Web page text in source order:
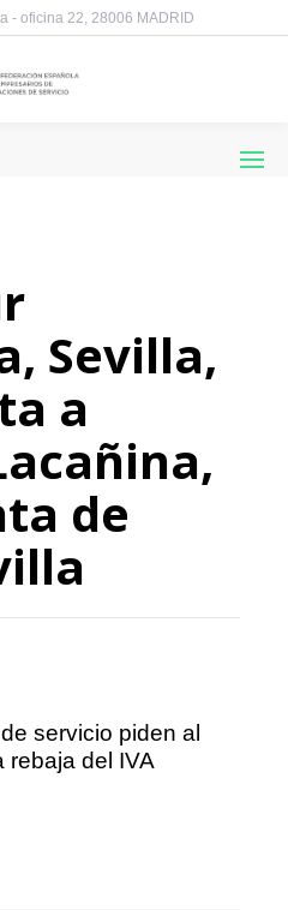
- oficina 22, 28006 MADRID
Sevilla,
a
de
servicio piden al
rebaja del IVA